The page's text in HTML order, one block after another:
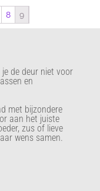
8 9
de deur niet voor
en
met bijzondere
aan het juiste
zus of lieve
wens samen.